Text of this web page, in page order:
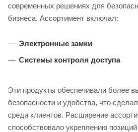
современных решениях для
бизнеса. Ассортимент включал:
Электронные замки
Системы контроля доступа
Эти продукты обеспечивали более
безопасности и удобства, что
среди клиентов. Расширение
способствовало укреплению